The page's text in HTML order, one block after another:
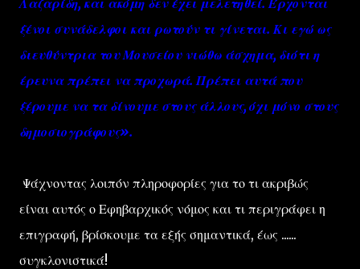
Λαζαρίδη, και ακόμη δεν έχει μελετηθεί. Έρχονται
ξένοι συνάδελφοι και ρωτούν τι γίνεται. Κι εγώ ως
διευθύντρια του Μουσείου νιώθω άσχημα, διότι η
έρευνα πρέπει να προχωρά. Πρέπει αυτά που
ξέρουμε να τα δίνουμε στους άλλους, όχι μόνο στους
δημοσιογράφους».
Ψάχνοντας λοιπόν πληροφορίες για το τι ακριβώς
είναι αυτός ο Εφηβαρχικός νόμος και τι περιγράφει η
επιγραφή, βρίσκουμε τα εξής σημαντικά, έως ......
συγκλονιστικά!